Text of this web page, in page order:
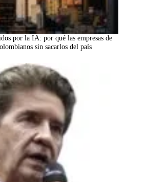
por la IA: por qué las empresas de
sin sacarlos del país